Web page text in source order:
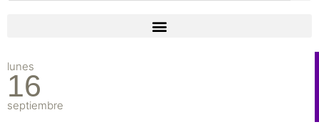
lunes
16
septiembre